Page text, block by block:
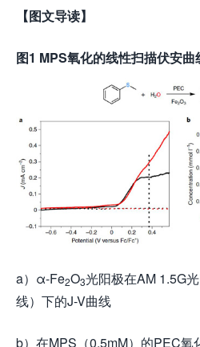
【图文导读】
图1 MPS氧化的线性扫描伏安
a）α-Fe2O3光阳极在AM 1.5G
线）下的J-V曲线
b）在MPS（0.5mM）的PEC氧